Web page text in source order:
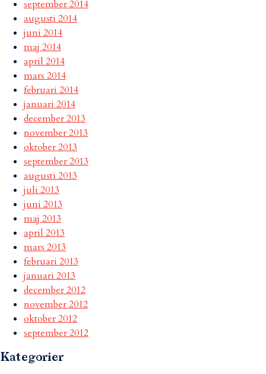
september 2014
augusti 2014
juni 2014
maj 2014
april 2014
mars 2014
februari 2014
januari 2014
december 2013
november 2013
oktober 2013
september 2013
augusti 2013
juli 2013
juni 2013
maj 2013
april 2013
mars 2013
februari 2013
januari 2013
december 2012
november 2012
oktober 2012
september 2012
Kategorier